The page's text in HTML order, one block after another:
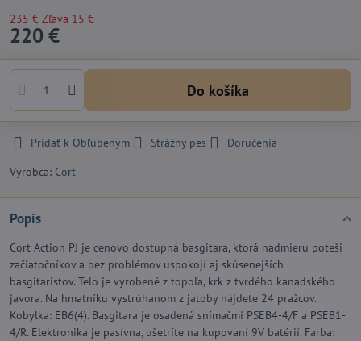
235 € Zľava 15 €
220 €
Do košíka
Pridať k Obľúbeným Strážny pes
Doručenia
Výrobca: Cort
Popis
Cort Action PJ je cenovo dostupná basgitara, ktorá nadmieru poteši
začiatočníkov a bez problémov uspokojí aj skúsenejších
basgitaristov. Telo je vyrobené z topoľa, krk z tvrdého kanadského
javora. Na hmatníku vystrúhanom z jatoby nájdete 24 pražcov.
Kobylka: EB6(4). Basgitara je osadená snímačmi PSEB4-4/F a PSEB1-
4/R. Elektronika je pasívna, ušetríte na kupovaní 9V batérií. Farba: